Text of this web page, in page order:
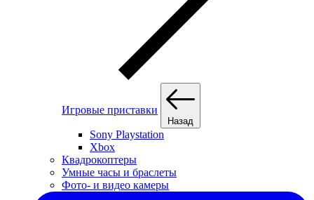
Игровые приставки
Назад
Sony Playstation
Xbox
Квадрокоптеры
Умные часы и браслеты
Фото- и видео камеры